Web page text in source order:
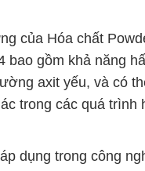
của Hóa chất
bao gồm khả năng
axit yếu, và có
trong các quá trình
dụng trong công